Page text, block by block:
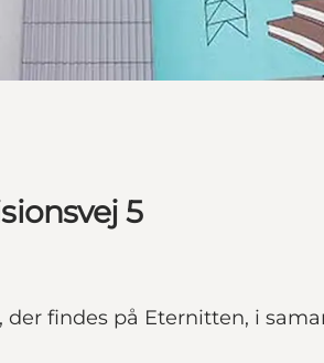
5
findes på Eternitten, i